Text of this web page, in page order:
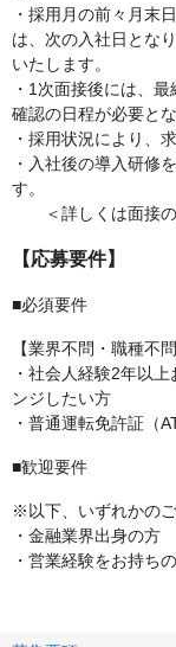
・採用月の前々月末
は、次の入社日とな
いたします。
・1次面接後には、
確認の日程が必要と
・採用状況により、
・入社後の導入研修
す。
＜詳しくは面接の
【応募要件】
■必須要件
【業界不問・職種不問
・社会人経験2年以
ンジしたい方
・普通運転免許証（
■歓迎要件
※以下、いずれかの
・金融業界出身の方
・営業経験をお持ち